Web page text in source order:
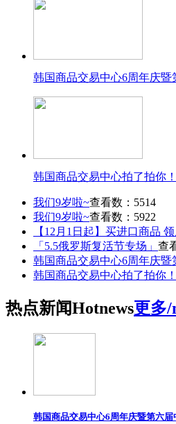
韩国商品交易中心6周年庆暨
韩国商品交易中心拍了拍你
我们9岁啦~查看数：5514
我们9岁啦~查看数：5922
【12月1日起】买进口商品
「5.5俄罗斯复活节专场」 查
韩国商品交易中心6周年庆暨
韩国商品交易中心拍了拍你
热点新闻Hotnews更多/
韩国商品交易中心6周年庆暨第六届